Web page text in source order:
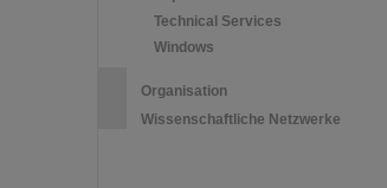
Technical Services
Windows
Organisation
Wissenschaftliche Netzwerke